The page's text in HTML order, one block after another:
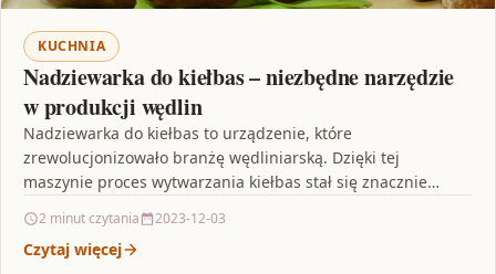
KUCHNIA
Nadziewarka do kiełbas – niezbędne narzędzie
w produkcji wędlin
Nadziewarka do kiełbas to urządzenie, które
zrewolucjonizowało branżę wędliniarską. Dzięki tej
maszynie proces wytwarzania kiełbas stał się znacznie
2 minut czytania 2023-12-03
Czytaj więcej